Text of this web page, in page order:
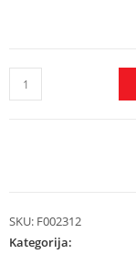
SKU: F002312
Kategorija: